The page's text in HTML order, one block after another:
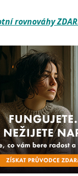
rovnováhy